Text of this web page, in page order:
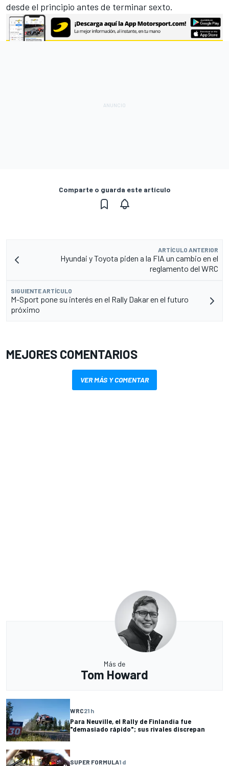
desde el principio antes de terminar sexto.
Comparte o guarda este artículo
ARTÍCULO ANTERIOR
Hyundai y Toyota piden a la FIA un cambio en el
reglamento del WRC
SIGUIENTE ARTÍCULO
M-Sport pone su interés en el Rally Dakar en el futuro
próximo
MEJORES COMENTARIOS
VER MÁS Y COMENTAR
Más de
Tom Howard
WRC21 h
Para Neuville, el Rally de Finlandia fue
"demasiado rápido"; sus rivales discrepan
SUPER FORMULA1 d